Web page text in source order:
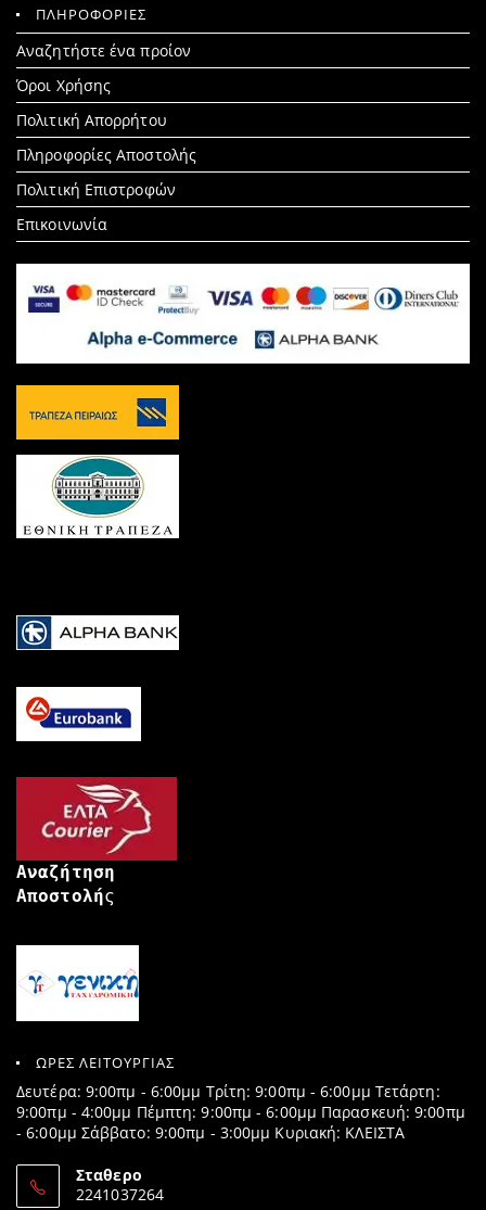
ΠΛΗΡΟΦΟΡΙΕΣ
Αναζητήστε ένα προίον
Search
for:
Όροι Χρήσης
Πολιτική Απορρήτου
Πληροφορίες Αποστολής
Πολιτική Επιστροφών
Επικοινωνία
Αναζήτηση
Αποστολής
ΩΡΕΣ ΛΕΙΤΟΥΡΓΙΑΣ
Δευτέρα: 9:00πμ - 6:00μμ Τρίτη: 9:00πμ - 6:00μμ Τετάρτη:
9:00πμ - 4:00μμ Πέμπτη: 9:00πμ - 6:00μμ Παρασκευή: 9:00πμ
- 6:00μμ Σάββατο: 9:00πμ - 3:00μμ Κυριακή: ΚΛΕΙΣΤΑ
Σταθερο
2241037264